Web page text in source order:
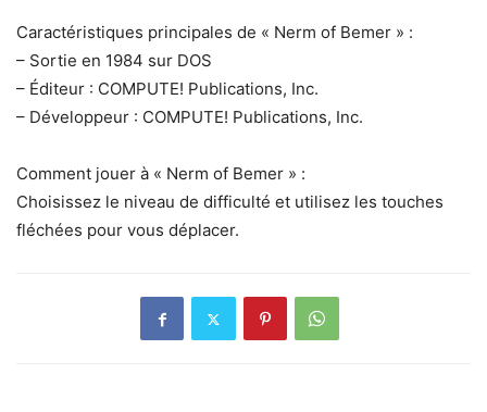
Caractéristiques principales de « Nerm of Bemer » :
– Sortie en 1984 sur DOS
– Éditeur : COMPUTE! Publications, Inc.
– Développeur : COMPUTE! Publications, Inc.
Comment jouer à « Nerm of Bemer » :
Choisissez le niveau de difficulté et utilisez les touches
fléchées pour vous déplacer.